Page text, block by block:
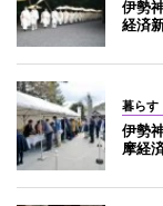
伊勢
経済新
暮らす
伊勢
摩経